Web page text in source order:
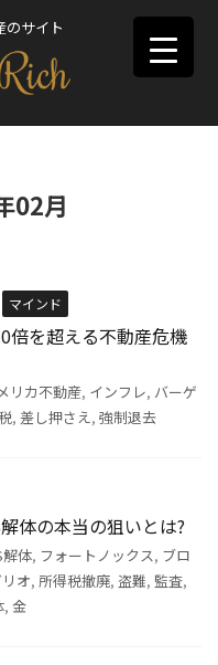
のサイト
02月
マインド
倍を超える不動産危機
リカ不動産, インフレ, バーゲ
, 差し押さえ, 強制退去
体の本当の狙いとは?
解体, フォートノックス, ブロ
オ, 所得税撤廃, 盗難, 監査,
, 金